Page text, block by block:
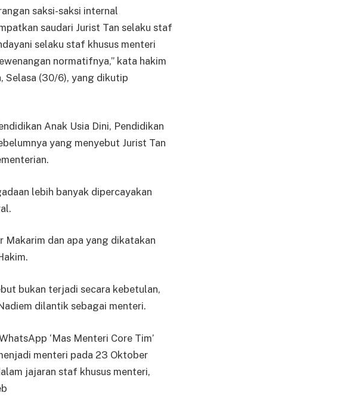
saksi-saksi internal
saudari Jurist Tan selaku staf
selaku staf khusus menteri
normatifnya,” kata hakim
Selasa (30/6), yang dikutip
Anak Usia Dini, Pendidikan
yang menyebut Jurist Tan
lebih banyak dipercayakan
Makarim dan apa yang dikatakan
bukan terjadi secara kebetulan,
dilantik sebagai menteri.
‘Mas Menteri Core Tim’
menteri pada 23 Oktober
jajaran staf khusus menteri,